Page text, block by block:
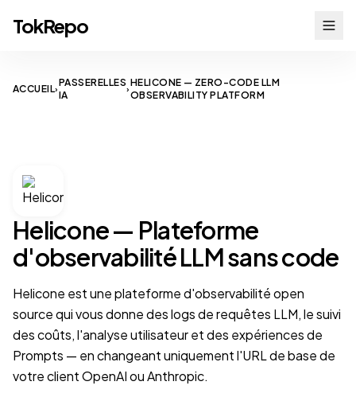
TokRepo
ACCUEIL›
PASSERELLES
IA
›
HELICONE — ZERO-CODE LLM
OBSERVABILITY PLATFORM
Helicone — Plateforme
d'observabilité LLM sans code
Helicone est une plateforme d'observabilité open
source qui vous donne des logs de requêtes LLM, le suivi
des coûts, l'analyse utilisateur et des expériences de
Prompts — en changeant uniquement l'URL de base de
votre client OpenAI ou Anthropic.